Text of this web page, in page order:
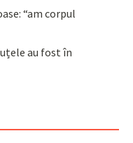
“am corpul
au fost în